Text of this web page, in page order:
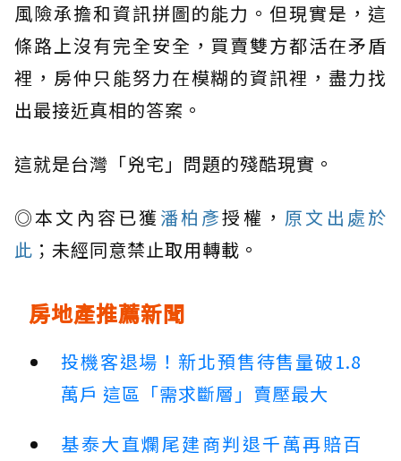
風險承擔和資訊拼圖的能力。但現實是，這
條路上沒有完全安全，買賣雙方都活在矛盾
裡，房仲只能努力在模糊的資訊裡，盡力找
出最接近真相的答案。
這就是台灣「兇宅」問題的殘酷現實。
◎本文內容已獲潘柏彥授權， 原文出處於
此 ；未經同意禁止取用轉載。
房地產推薦新聞
投機客退場！新北預售待售量破1.8
萬戶 這區「需求斷層」賣壓最大
基泰大直爛尾建商判退千萬再賠百